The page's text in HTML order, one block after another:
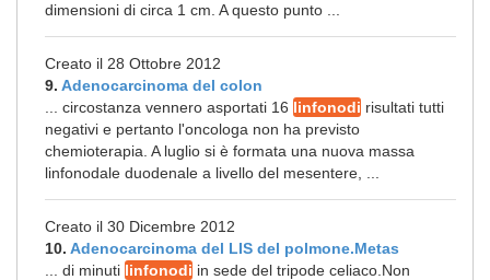
dimensioni di circa 1 cm. A questo punto ...
Creato il 28 Ottobre 2012
9. Adenocarcinoma del colon
... circostanza vennero asportati 16 linfonodi risultati tutti
negativi e pertanto l'oncologa non ha previsto
chemioterapia. A luglio si è formata una nuova massa
linfonodale duodenale a livello del mesentere, ...
Creato il 30 Dicembre 2012
10. Adenocarcinoma del LIS del polmone.Metas
... di minuti linfonodi in sede del tripode celiaco.Non